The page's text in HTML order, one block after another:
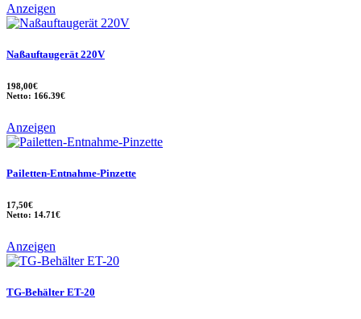
Anzeigen
Naßauftaugerät 220V
198,00€
Netto: 166.39€
Anzeigen
Pailetten-Entnahme-Pinzette
17,50€
Netto: 14.71€
Anzeigen
TG-Behälter ET-20